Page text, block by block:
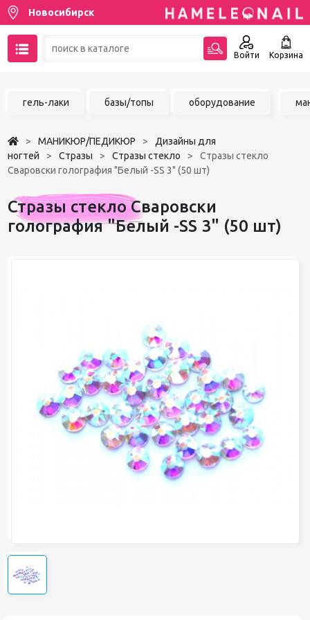
Новосибирск
Войти Корзина
Чат в MAX
Избранное
гель-лаки базы/топы оборудование
МАНИКЮР/ПЕДИКЮР
Дизайны для
ногтей
Стразы Стразы стекло
Стразы стекло
Сваровски голография "Белый -SS 3" (50 шт)
Стразы стекло Сваровски
голография "Белый -SS 3" (50 шт)